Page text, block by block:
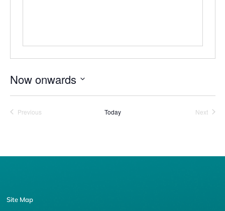
Now onwards
date.
PreviousEvents Today Next
Site Map